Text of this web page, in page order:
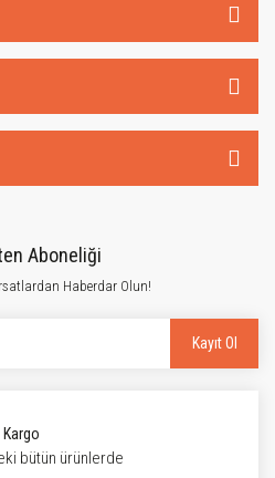
Aboneliği
Haberdar Olun!
Kayıt Ol
Kargo
bütün ürünlerde